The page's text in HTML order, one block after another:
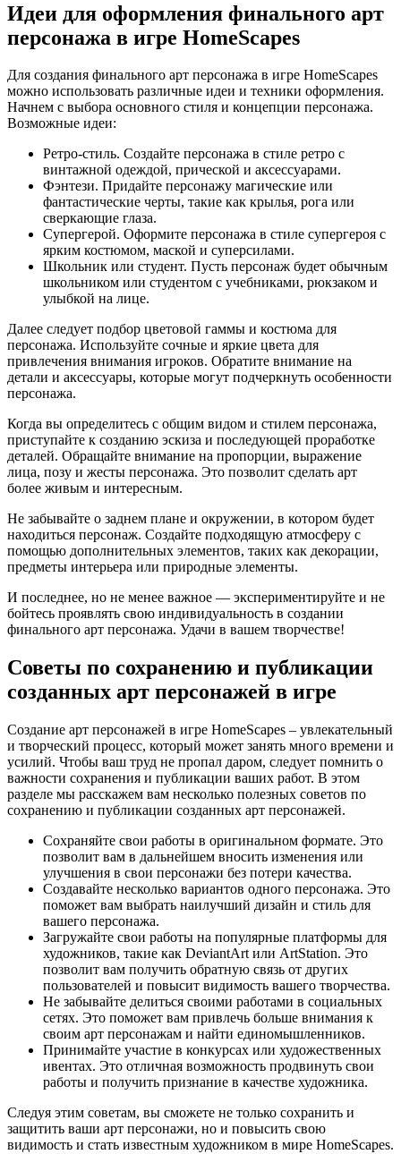
Идеи для оформления финального арт
персонажа в игре HomeScapes
Для создания финального арт персонажа в игре HomeScapes
можно использовать различные идеи и техники оформления.
Начнем с выбора основного стиля и концепции персонажа.
Возможные идеи:
Ретро-стиль. Создайте персонажа в стиле ретро с
винтажной одеждой, прической и аксессуарами.
Фэнтези. Придайте персонажу магические или
фантастические черты, такие как крылья, рога или
сверкающие глаза.
Супергерой. Оформите персонажа в стиле супергероя с
ярким костюмом, маской и суперсилами.
Школьник или студент. Пусть персонаж будет обычным
школьником или студентом с учебниками, рюкзаком и
улыбкой на лице.
Далее следует подбор цветовой гаммы и костюма для
персонажа. Используйте сочные и яркие цвета для
привлечения внимания игроков. Обратите внимание на
детали и аксессуары, которые могут подчеркнуть особенности
персонажа.
Когда вы определитесь с общим видом и стилем персонажа,
приступайте к созданию эскиза и последующей проработке
деталей. Обращайте внимание на пропорции, выражение
лица, позу и жесты персонажа. Это позволит сделать арт
более живым и интересным.
Не забывайте о заднем плане и окружении, в котором будет
находиться персонаж. Создайте подходящую атмосферу с
помощью дополнительных элементов, таких как декорации,
предметы интерьера или природные элементы.
И последнее, но не менее важное — экспериментируйте и не
бойтесь проявлять свою индивидуальность в создании
финального арт персонажа. Удачи в вашем творчестве!
Советы по сохранению и публикации
созданных арт персонажей в игре
Создание арт персонажей в игре HomeScapes – увлекательный
и творческий процесс, который может занять много времени и
усилий. Чтобы ваш труд не пропал даром, следует помнить о
важности сохранения и публикации ваших работ. В этом
разделе мы расскажем вам несколько полезных советов по
сохранению и публикации созданных арт персонажей.
Сохраняйте свои работы в оригинальном формате. Это
позволит вам в дальнейшем вносить изменения или
улучшения в свои персонажи без потери качества.
Создавайте несколько вариантов одного персонажа. Это
поможет вам выбрать наилучший дизайн и стиль для
вашего персонажа.
Загружайте свои работы на популярные платформы для
художников, такие как DeviantArt или ArtStation. Это
позволит вам получить обратную связь от других
пользователей и повысит видимость вашего творчества.
Не забывайте делиться своими работами в социальных
сетях. Это поможет вам привлечь больше внимания к
своим арт персонажам и найти единомышленников.
Принимайте участие в конкурсах или художественных
ивентах. Это отличная возможность продвинуть свои
работы и получить признание в качестве художника.
Следуя этим советам, вы сможете не только сохранить и
защитить ваши арт персонажи, но и повысить свою
видимость и стать известным художником в мире HomeScapes.